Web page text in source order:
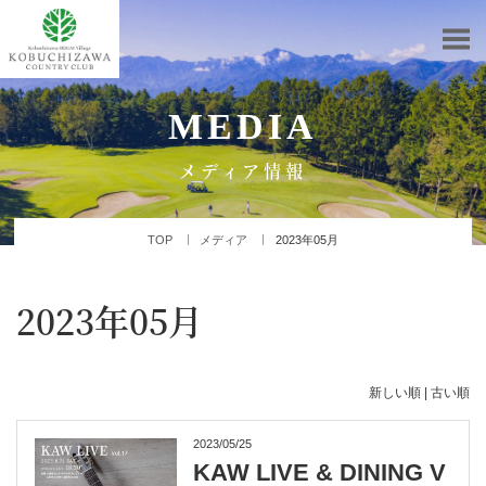
MEDIA
メディア情報
TOP メディア 2023年05月
2023年05月
新しい順 | 古い順
2023/05/25
KAW LIVE & DINING V